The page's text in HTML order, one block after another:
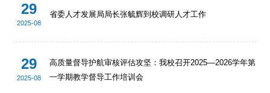
29
2025-08
省委人才发展局局长张毓辉到校调研人才工作
29
2025-08
高质量督导护航审核评估攻坚：我校召开2025—2026学年第
一学期教学督导工作培训会